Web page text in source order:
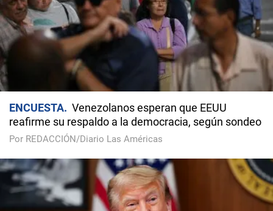
ENCUESTA
Venezolanos esperan que EEUU
reafirme su respaldo a la democracia, según sondeo
Por REDACCIÓN/Diario Las Américas